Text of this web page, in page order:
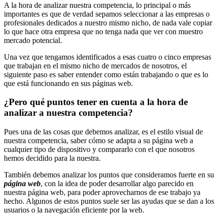
A la hora de analizar nuestra competencia, lo principal o más
importantes es que de verdad sepamos seleccionar a las empresas o
profesionales dedicados a nuestro mismo nicho, de nada vale copiar
lo que hace otra empresa que no tenga nada que ver con muestro
mercado potencial.
Una vez que tengamos identificados a esas cuatro o cinco empresas
que trabajan en el mismo nicho de mercados de nosotros, el
siguiente paso es saber entender como están trabajando o que es lo
que está funcionando en sus páginas web.
¿Pero qué puntos tener en cuenta a la hora de
analizar a nuestra competencia?
Pues una de las cosas que debemos analizar, es el estilo visual de
nuestra competencia, saber cómo se adapta a su página web a
cualquier tipo de dispositivo y compararlo con el que nosotros
hemos decidido para la nuestra.
También debemos analizar los puntos que consideramos fuerte en su
página web, con la idea de poder desarrollar algo parecido en
nuestra página web, para poder aprovecharnos de ese trabajo ya
hecho. Algunos de estos puntos suele ser las ayudas que se dan a los
usuarios o la navegación eficiente por la web.